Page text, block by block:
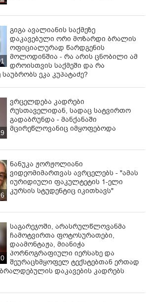
გიგა ავალიანის საქმეზე
დაკავებული ორი მოზარდი ბრალის
ოფიციალურად წარდგენის
მოლოდინშია - რა არის ცნობილი ამ
დროისთვის საქმეში და რა
ეკა კუპატაძე?
ვრცელდება კადრები
რუსთაველიდან, სადაც სატვირთო
გადაბრუნდა - მანქანაში
მცირეწლოვანიც იმყოფებოდა
ნანუკა ჟორჟოლიანი
ვიდეომიმართვას ავრცელებს - "ამას
იურიდიული ფაკულტეტის 1-ელი
კურსის სტუდენტიც იკითხავს"
საგარეჯოში, არასრულწლოვანმა
ჩამოტვირთა ფოტოსურათები,
დაამონტაჟა, მიანიჭა
პორნოგრაფიული იერსახე და
შეურაცხმყოფელ ტექსტებთან ერთად
დაკავების კადრებს